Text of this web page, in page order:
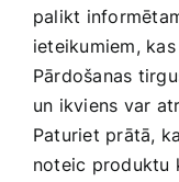
palikt
ieteikumiem,
Pārdošanas
un‌ ikviens var
Paturiet prātā,
noteic produktu